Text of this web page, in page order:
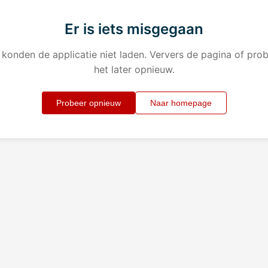
Er is iets misgegaan
konden de applicatie niet laden. Ververs de pagina of
het later opnieuw.
Probeer opnieuw Naar homepage